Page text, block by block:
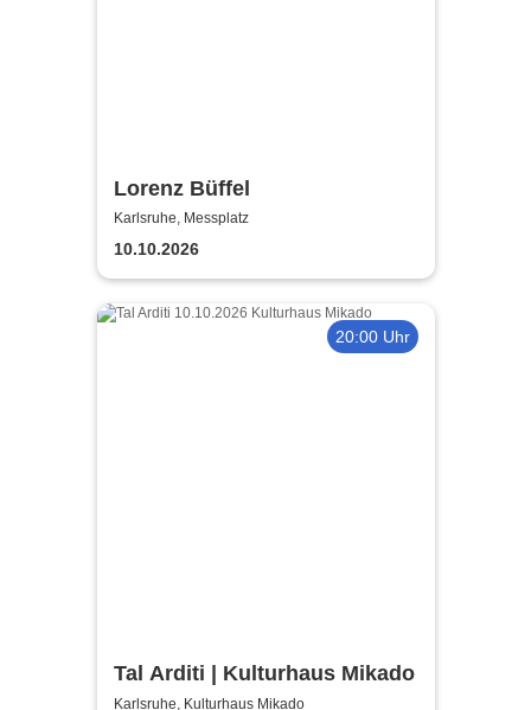
Lorenz Büffel
Karlsruhe, Messplatz
10.10.2026
20:00 Uhr
Tal Arditi | Kulturhaus Mikado
Karlsruhe, Kulturhaus Mikado